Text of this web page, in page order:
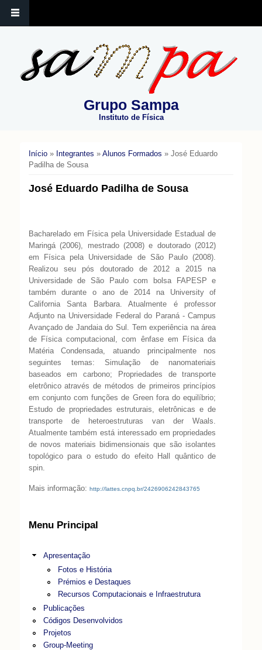
Grupo Sampa
Instituto de Física
Você está aqui
Início» Integrantes » Alunos Formados » José Eduardo
Padilha de Sousa
José Eduardo Padilha de Sousa
Bacharelado em Física pela Universidade Estadual de
Maringá (2006), mestrado (2008) e doutorado (2012)
em Física pela Universidade de São Paulo (2008).
Realizou seu pós doutorado de 2012 a 2015 na
Universidade de São Paulo com bolsa FAPESP e
também durante o ano de 2014 na University of
California Santa Barbara. Atualmente é professor
Adjunto na Universidade Federal do Paraná - Campus
Avançado de Jandaia do Sul. Tem experiência na área
de Física computacional, com ênfase em Física da
Matéria Condensada, atuando principalmente nos
seguintes temas: Simulação de nanomateriais
baseados em carbono; Propriedades de transporte
eletrônico através de métodos de primeiros princípios
em conjunto com funções de Green fora do equilíbrio;
Estudo de propriedades estruturais, eletrônicas e de
transporte de heteroestruturas van der Waals.
Atualmente também está interessado em propriedades
de novos materiais bidimensionais que são isolantes
topológico para o estudo do efeito Hall quântico de
spin.
Mais informação: http://lattes.cnpq.br/2426906242843765
Menu Principal
Apresentação
Fotos e História
Prémios e Destaques
Recursos Computacionais e Infraestrutura
Publicações
Códigos Desenvolvidos
Projetos
Group-Meeting